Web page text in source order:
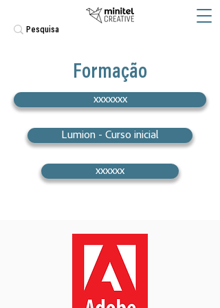
Formação
xxxxxxx
Lumion - Curso inicial
xxxxxx